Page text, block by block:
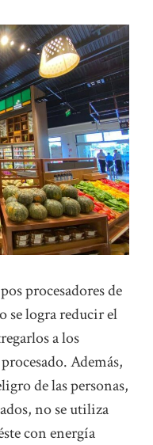
procesadores de
se logra reducir el
a los
Además,
de las personas,
no se utiliza
con energía